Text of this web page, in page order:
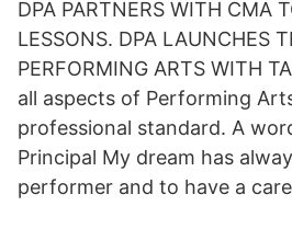
DPA PARTNERS WITH CMA
LESSONS. DPA LAUNCHES
PERFORMING ARTS WITH
all aspects of Performing
professional standard. A
Principal My dream has
performer and to have a